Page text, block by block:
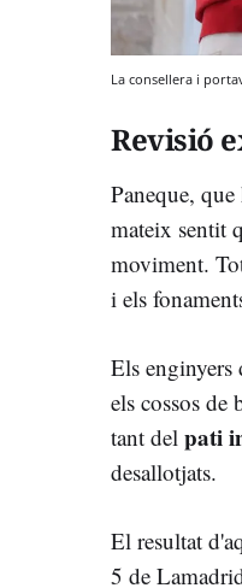
La consellera i
Revisió
Paneque,
mateix sentit
moviment.
i els
Els enginyers
els cossos de
tant del pati
desallotjats.
El resultat
5 de